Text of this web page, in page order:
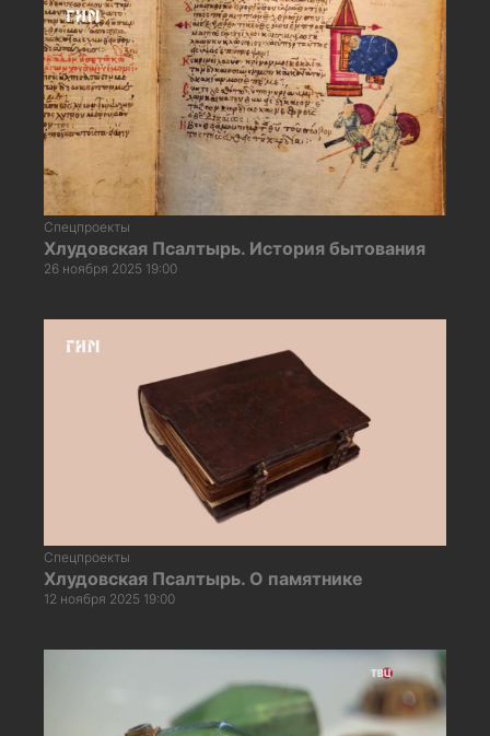
Спецпроекты
Хлудовская Псалтырь. История бытования
26 ноября 2025 19:00
Спецпроекты
Хлудовская Псалтырь. О памятнике
12 ноября 2025 19:00